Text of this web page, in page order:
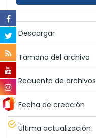
Descargar
Tamaño del archivo
Recuento de archivos
Fecha de creación
Última actualización